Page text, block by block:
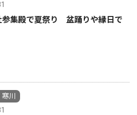
参集殿で夏祭り 盆踊りや縁日で
川